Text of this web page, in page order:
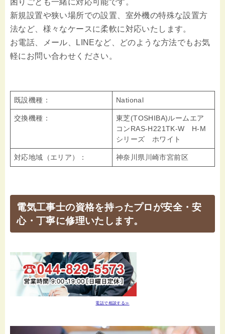
困りごとも一緒に対応可能です。
新規設置や狭い場所での設置、室外機の特殊な設置方
法など、様々なケースに柔軟に対応いたします。
お電話、メール、LINEなど、どのような方法でもお気
軽にお問い合わせください。
既設機種： National
交換機種：
東芝(TOSHIBA)ルームエア
コンRAS-H221TK-W H-M
シリーズ ホワイト
対応地域（エリア）： 神奈川県川崎市宮前区
電気工事士の資格を持ったプロが安全・安
心・丁寧に修理いたします。
電話で相談する≫